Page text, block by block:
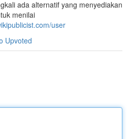
ada alternatif yang menyediakan
menilai
user
Upvoted